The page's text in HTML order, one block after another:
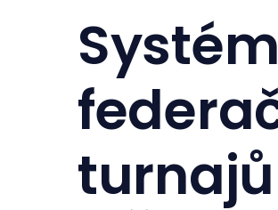
Systém
turnajů